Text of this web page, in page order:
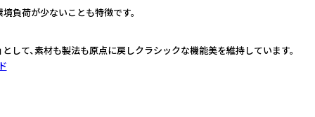
負荷が少ないことも特徴です。
して、素材も製法も原点に戻しクラシックな機能美を維持しています。